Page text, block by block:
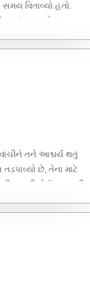
વિતાવ્યો હતો.
વળતું, પણ હવે સુમન
તને આશ્ચર્ય થતું
છે, તેના માટે
તારાથી કોઈ વાત નથી